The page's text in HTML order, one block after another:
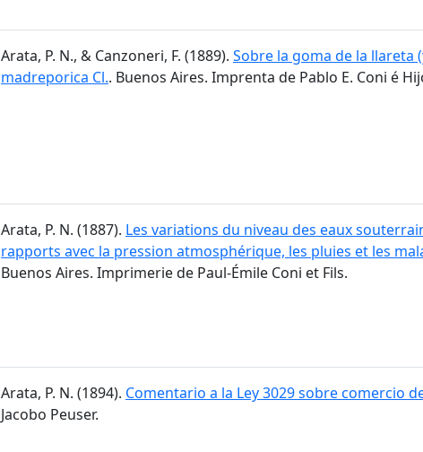
Arata, P. N., & Canzoneri, F. (1889). Sobre la goma de la llareta
madreporica Cl.. Buenos Aires. Imprenta de Pablo E. Coni é
Arata, P. N. (1887). Les variations du niveau des eaux
rapports avec la pression atmosphérique, les pluies et les
Buenos Aires. Imprimerie de Paul-Émile Coni et Fils.
Arata, P. N. (1894). Comentario a la Ley 3029 sobre comercio
Jacobo Peuser.